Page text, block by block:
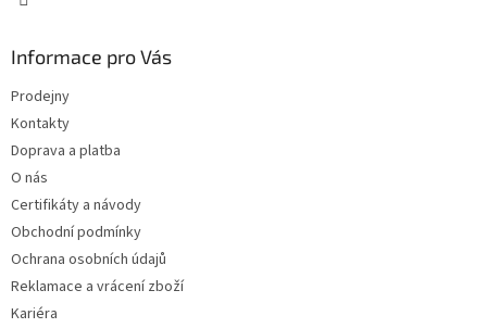
Informace pro Vás
Prodejny
Kontakty
Doprava a platba
O nás
Certifikáty a návody
Obchodní podmínky
Ochrana osobních údajů
Reklamace a vrácení zboží
Kariéra